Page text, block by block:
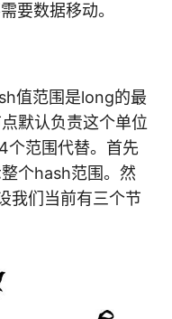
要数据移动。
值范围是long的最
默认负责这个单位
个范围代替。首先
个hash范围。然
我们当前有三个节